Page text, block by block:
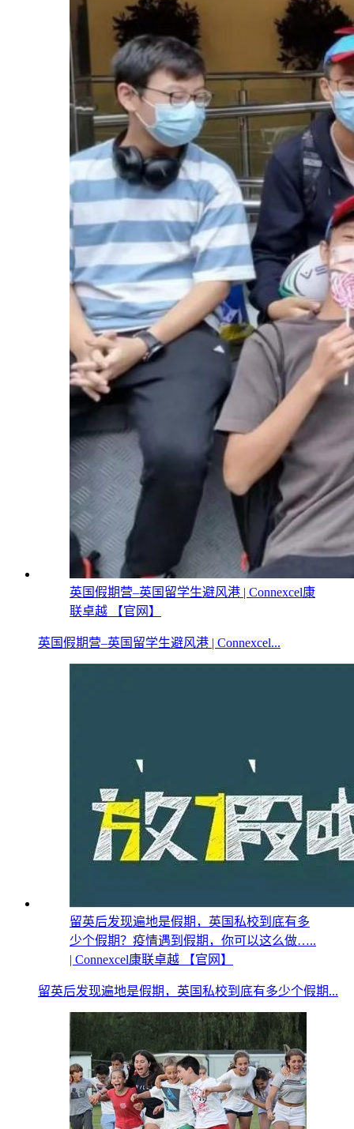
英国假期营–英国留学生避风港 | Connexcel康
联卓越 【官网】
英国假期营–英国留学生避风港 | Connexcel...
留英后发现遍地是假期，英国私校到底有多
少个假期？疫情遇到假期，你可以这么做…..
| Connexcel康联卓越 【官网】
留英后发现遍地是假期，英国私校到底有多少个假期...